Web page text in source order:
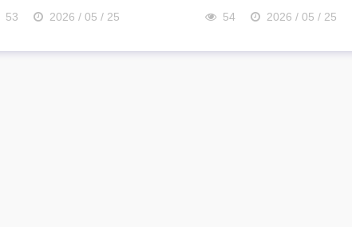
53 2026 / 05 / 25 54 2026 / 05 / 25